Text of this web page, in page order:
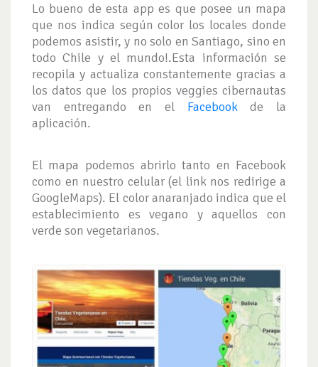
Lo bueno de esta app es que posee un mapa
que nos indica según color los locales donde
podemos asistir, y no solo en Santiago, sino en
todo Chile y el mundo!.Esta información se
recopila y actualiza constantemente gracias a
los datos que los propios veggies cibernautas
van entregando en el Facebookde la
aplicación.
El mapa podemos abrirlo tanto en Facebook
como en nuestro celular (el link nos redirige a
GoogleMaps). El color anaranjado indica que el
establecimiento es vegano y aquellos con
verde son vegetarianos.